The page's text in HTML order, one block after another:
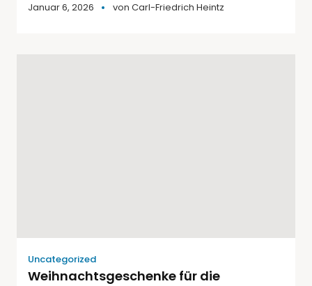
Januar 6, 2026 von Carl-Friedrich Heintz
Uncategorized
Weihnachtsgeschenke für die